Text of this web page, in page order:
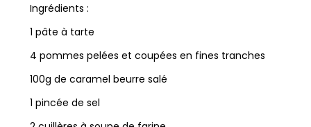
Ingrédients :
1 pâte à tarte
4 pommes pelées et coupées en fines tranches
100g de caramel beurre salé
1 pincée de sel